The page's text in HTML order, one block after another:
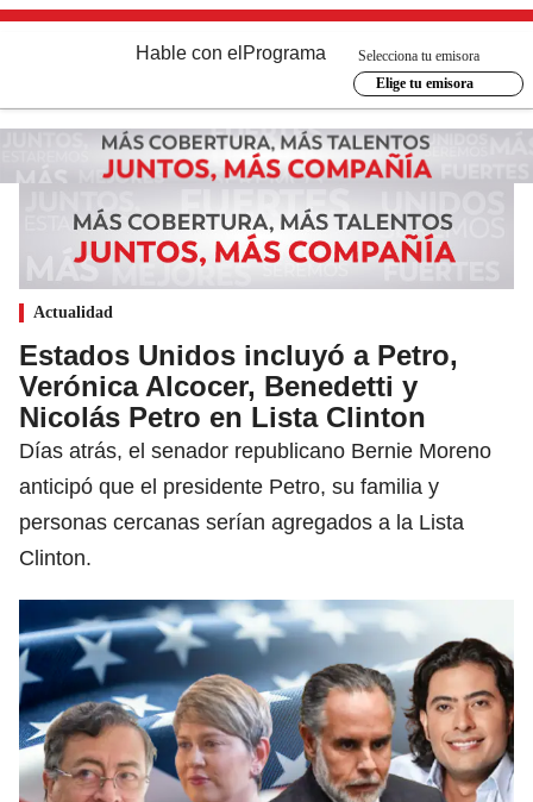
Hable con el Programa
Selecciona tu emisora
Elige tu emisora
Actualidad
Estados Unidos incluyó a Petro,
Verónica Alcocer, Benedetti y
Nicolás Petro en Lista Clinton
Días atrás, el senador republicano Bernie Moreno
anticipó que el presidente Petro, su familia y
personas cercanas serían agregados a la Lista
Clinton.